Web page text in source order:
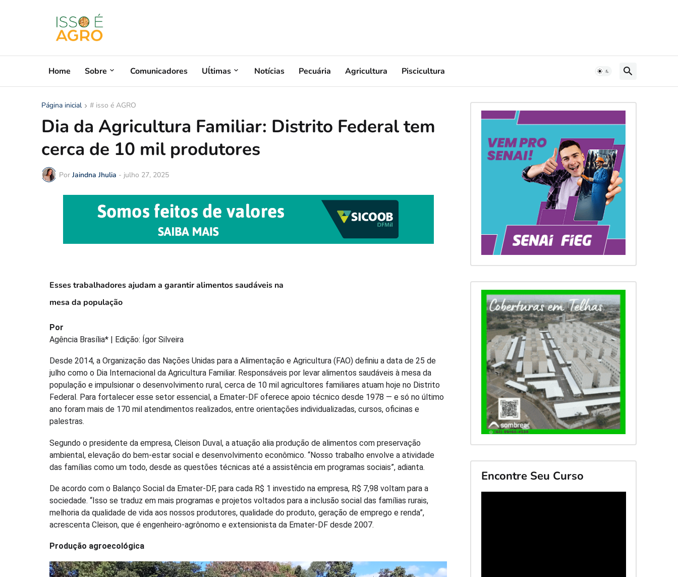
Home Sobre Comunicadores Uĺtimas Notícias Pecuária Agricultura Piscicultura
Página inicial # isso é AGRO
Dia da Agricultura Familiar: Distrito Federal tem
cerca de 10 mil produtores
Por Jaindna Jhulia - julho 27, 2025
Esses trabalhadores ajudam a garantir alimentos saudáveis na
mesa da população
Por
Agência Brasília* | Edição: Ígor Silveira
Desde 2014, a Organização das Nações Unidas para a Alimentação e Agricultura (FAO) definiu a data de 25 de
julho como o Dia Internacional da Agricultura Familiar. Responsáveis por levar alimentos saudáveis à mesa da
população e impulsionar o desenvolvimento rural, cerca de 10 mil agricultores familiares atuam hoje no Distrito
Federal. Para fortalecer esse setor essencial, a Emater-DF oferece apoio técnico desde 1978 — e só no último
ano foram mais de 170 mil atendimentos realizados, entre orientações individualizadas, cursos, oficinas e
palestras.
Segundo o presidente da empresa, Cleison Duval, a atuação alia produção de alimentos com preservação
ambiental, elevação do bem-estar social e desenvolvimento econômico. “Nosso trabalho envolve a atividade
das famílias como um todo, desde as questões técnicas até a assistência em programas sociais”, adianta.
De acordo com o Balanço Social da Emater-DF, para cada R$ 1 investido na empresa, R$ 7,98 voltam para a
sociedade. “Isso se traduz em mais programas e projetos voltados para a inclusão social das famílias rurais,
melhoria da qualidade de vida aos nossos produtores, qualidade do produto, geração de emprego e renda”,
acrescenta Cleison, que é engenheiro-agrônomo e extensionista da Emater-DF desde 2007.
Produção agroecológica
Encontre Seu Curso